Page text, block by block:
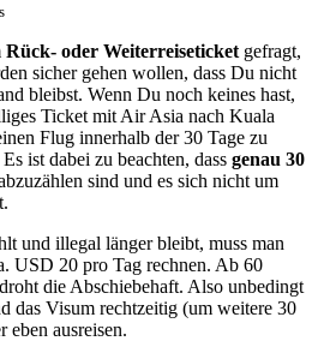
Rück- oder Weiterreiseticket gefragt,
sicher gehen wollen, dass Du nicht
bleibst. Wenn Du noch keines hast,
Ticket mit Air Asia nach Kuala
Flug innerhalb der 30 Tage zu
ist dabei zu beachten, dass genau 30
sind und es sich nicht um
und illegal länger bleibt, muss man
USD 20 pro Tag rechnen. Ab 60
die Abschiebehaft. Also unbedingt
das Visum rechtzeitig (um weitere 30
eben ausreisen.